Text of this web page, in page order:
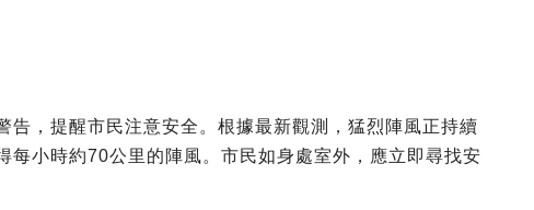
告，提醒市民注意安全。根據最新觀測，猛烈陣風正持續
每小時約70公里的陣風。市民如身處室外，應立即尋找安